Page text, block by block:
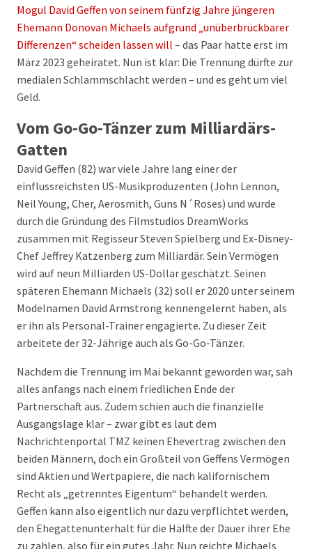
Mogul David Geffen von seinem fünfzig Jahre jüngeren
Ehemann Donovan Michaels aufgrund „unüberbrückbarer
Differenzen“ scheiden lassen will – das Paar hatte erst im
März 2023 geheiratet. Nun ist klar: Die Trennung dürfte zur
medialen Schlammschlacht werden – und es geht um viel
Geld.
Vom Go-Go-Tänzer zum Milliardärs-
Gatten
David Geffen (82) war viele Jahre lang einer der
einflussreichsten US-Musikproduzenten (John Lennon,
Neil Young, Cher, Aerosmith, Guns N´Roses) und wurde
durch die Gründung des Filmstudios DreamWorks
zusammen mit Regisseur Steven Spielberg und Ex-Disney-
Chef Jeffrey Katzenberg zum Milliardär. Sein Vermögen
wird auf neun Milliarden US-Dollar geschätzt. Seinen
späteren Ehemann Michaels (32) soll er 2020 unter seinem
Modelnamen David Armstrong kennengelernt haben, als
er ihn als Personal-Trainer engagierte. Zu dieser Zeit
arbeitete der 32-Jährige auch als Go-Go-Tänzer.
Nachdem die Trennung im Mai bekannt geworden war, sah
alles anfangs nach einem friedlichen Ende der
Partnerschaft aus. Zudem schien auch die finanzielle
Ausgangslage klar – zwar gibt es laut dem
Nachrichtenportal TMZ keinen Ehevertrag zwischen den
beiden Männern, doch ein Großteil von Geffens Vermögen
sind Aktien und Wertpapiere, die nach kalifornischem
Recht als „getrenntes Eigentum“ behandelt werden.
Geffen kann also eigentlich nur dazu verpflichtet werden,
den Ehegattenunterhalt für die Hälfte der Dauer ihrer Ehe
zu zahlen, also für ein gutes Jahr. Nun reichte Michaels